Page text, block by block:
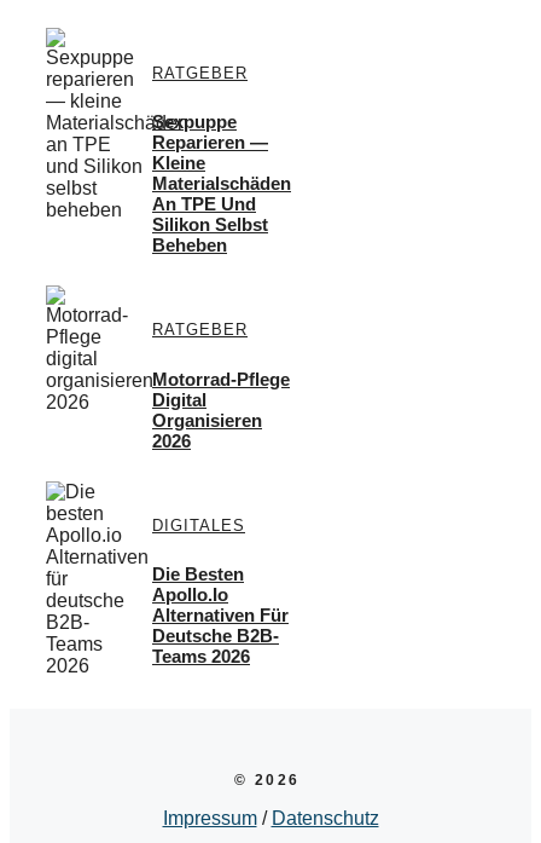
RATGEBER
Sexpuppe
Reparieren —
Kleine
Materialschäden
An TPE Und
Silikon Selbst
Beheben
RATGEBER
Motorrad-Pflege
Digital
Organisieren
2026
DIGITALES
Die Besten
Apollo.io
Alternativen Für
Deutsche B2B-
Teams 2026
© 2026
Impressum/ Datenschutz